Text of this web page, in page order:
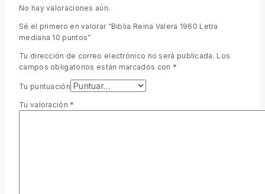
No hay valoraciones aún.
Sé el primero en valorar “Biblia Reina Valera 1960 Letra
mediana 10 puntos”
Tu dirección de correo electrónico no será publicada. Los
campos obligatorios están marcados con *
Tu puntuación
Tu valoración *